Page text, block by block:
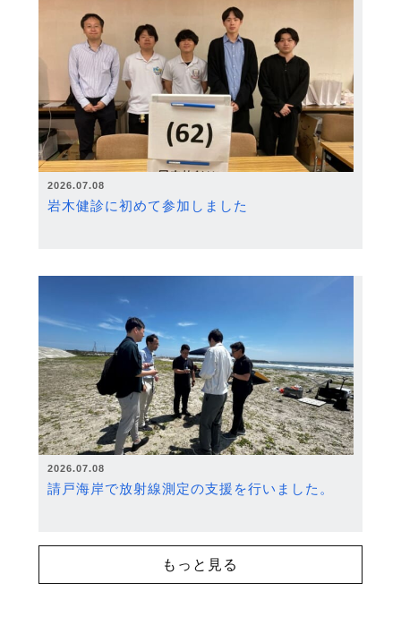
2026.07.08
岩木健診に初めて参加しました
2026.07.08
請戸海岸で放射線測定の支援を行いました。
もっと見る